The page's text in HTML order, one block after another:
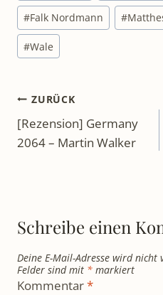
#Falk Nordmann #
#Wale
ZURÜCK
[Rezension] Germany
2064 – Martin Walker
Schreibe einen
Deine E-Mail-Adresse wird nicht
Felder sind mit * markiert
Kommentar*